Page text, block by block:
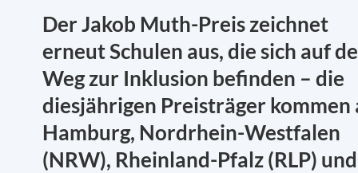
Der Jakob Muth-Preis zeichnet
erneut Schulen aus, die sich auf
Weg zur Inklusion befinden – die
diesjährigen Preisträger kommen
Hamburg, Nordrhein-Westfalen
(NRW), Rheinland-Pfalz (RLP) und